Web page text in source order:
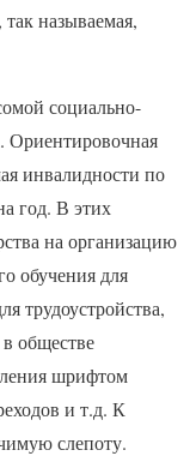
называемая,
социально-
Ориентировочная
инвалидности по
год. В этих
на организацию
обучения для
трудоустройства,
обществе
шрифтом
и т.д. К
слепоту.